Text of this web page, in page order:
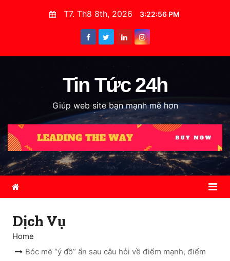
t
e
n
t
T7. Th8 8th, 2026 3:22:58 PM
Tin Tức 24h
Giúp web site bạn mạnh mẽ hơn
Dịch Vụ
Home
Bóc mẽ “ý đồ” ẩn sau câu hỏi về điểm mạnh, điểm